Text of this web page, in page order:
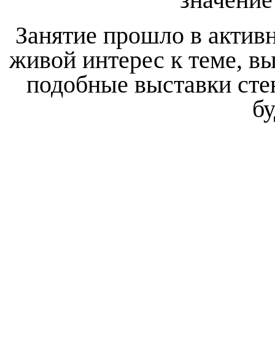
Занятие прошло в
живой интерес к теме,
подобные выставки